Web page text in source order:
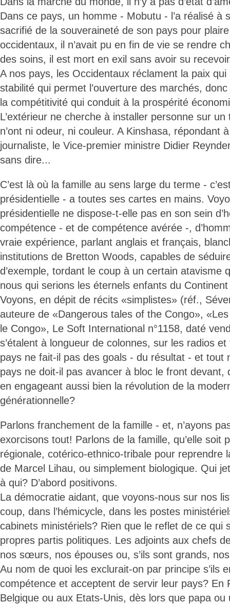
Dans ce pays, un homme - Mobutu - l’a réalisé à
sacrifié de la souveraineté de son pays pour
occidentaux, il n’avait pu en fin de vie se rendre
des soins, il est mort en exil sans avoir su
A nos pays, les Occidentaux réclament la paix
stabilité qui permet l’ouverture des marchés,
la compétitivité qui conduit à la prospérité
L’extérieur ne cherche à installer personne sur
n’ont ni odeur, ni couleur. A Kinshasa, répondant
journaliste, le Vice-premier ministre Didier
sans dire...
C’est là où la famille au sens large du terme -
présidentielle - a toutes ses cartes en mains.
présidentielle ne dispose-t-elle pas en son sein
compétence - et de compétence avérée -,
vraie expérience, parlant anglais et français,
institutions de Bretton Woods, capables de
d’exemple, tordant le coup à un certain atavisme
nous qui serions les éternels enfants du
Voyons, en dépit de récits «simplistes» (réf.,
auteure de «Dangerous tales of the Congo»,
le Congo», Le Soft International n°1158, daté
s’étalent à longueur de colonnes, sur les radios
pays ne fait-il pas des goals - du résultat - et tout
pays ne doit-il pas avancer à bloc le front devant,
en engageant aussi bien la révolution de la
générationnelle?
Parlons franchement de la famille - et, n’ayons
exorcisons tout! Parlons de la famille, qu’elle soit
régionale, cotérico-ethnico-tribale pour reprendre
de Marcel Lihau, ou simplement biologique. Qui
à qui? D’abord positivons.
La démocratie aidant, que voyons-nous sur nos
coup, dans l’hémicycle, dans les postes
cabinets ministériels? Rien que le reflet de ce qui
propres partis politiques. Les adjoints aux chefs
nos sœurs, nos épouses ou, s’ils sont grands,
Au nom de quoi les exclurait-on par principe s’ils
compétence et acceptent de servir leur pays? En
Belgique ou aux Etats-Unis, dès lors que papa